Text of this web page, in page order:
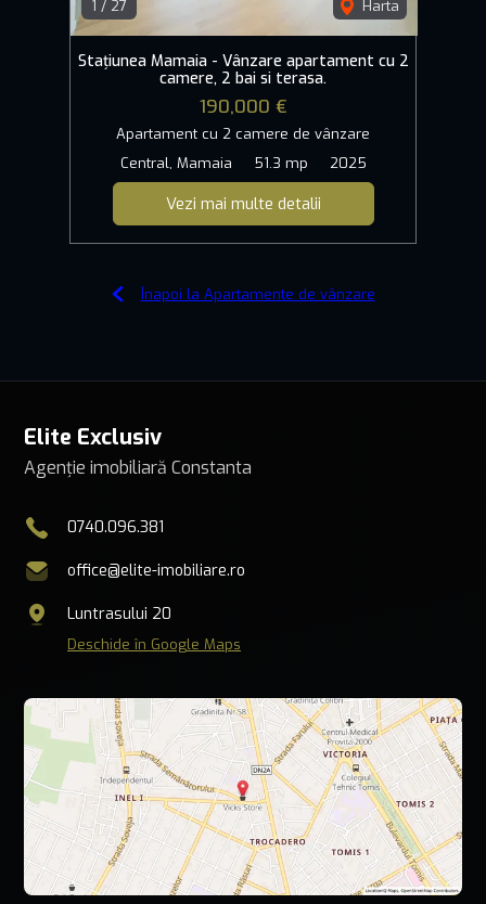
1 / 27 Harta
Stațiunea Mamaia - Vânzare apartament cu 2
camere, 2 bai si terasa.
190,000 €
Apartament cu 2 camere de vânzare
Central, Mamaia
51.3 mp 2025
Vezi mai multe detalii
Înapoi la Apartamente de vânzare
Elite Exclusiv
Agenție imobiliară Constanta
0740.096.381
office@elite-imobiliare.ro
Luntrasului 20
Deschide în Google Maps